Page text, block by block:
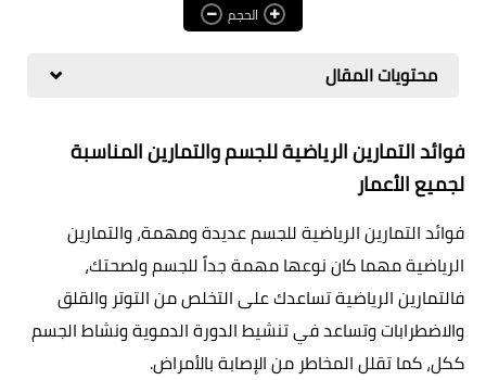
أجدد الأبحاث
المرأة والحمل
الحجم
محتويات المقال
فوائد التمارين الرياضية للجسم والتمارين المناسبة
لجميع الأعمار
فوائد التمارين الرياضية للجسم عديدة ومهمة، والتمارين
الرياضية مهما كان نوعها مهمة جداً للجسم ولصحتك،
فالتمارين الرياضية تساعدك على التخلص من التوتر والقلق
والاضطرابات وتساعد في تنشيط الدورة الدموية ونشاط الجسم
ككل، كما تقلل المخاطر من الإصابة بالأمراض.